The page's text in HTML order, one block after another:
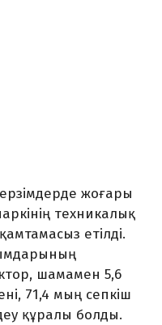
жоғары
техникалық
етілді.
шамамен 5,6
71,4 мың сепкіш
құралы болды.